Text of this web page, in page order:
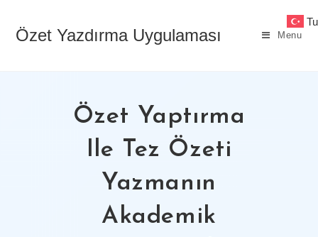
contentÖzet Yazdırma Uygulaması Menu
Özet Yaptırma
Ile Tez Özeti
Yazmanın
Akademik